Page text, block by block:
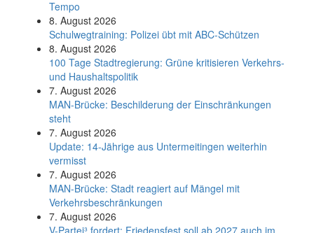
Tempo
8. August 2026
Schul­weg­trai­ning: Poli­zei übt mit ABC-Schüt­zen
8. August 2026
100 Tage Stadtregierung: Grüne kritisieren Verkehrs-
und Haushaltspolitik
7. August 2026
MAN-Brücke: Beschilderung der Einschränkungen
steht
7. August 2026
Update: 14-Jährige aus Untermeitingen weiterhin
vermisst
7. August 2026
MAN-Brücke: Stadt reagiert auf Mängel mit
Verkehrsbeschränkungen
7. August 2026
V-Partei­³ fordert: Friedens­fest soll ab 2027 auch im